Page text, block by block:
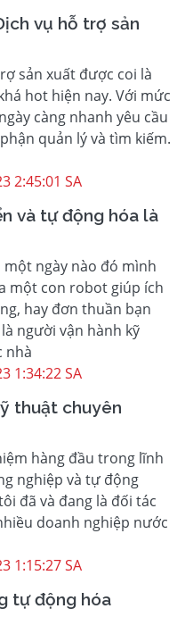
vụ hỗ trợ sản
sản xuất được coi là
hot hiện nay. Với mức
càng nhanh yêu cầu
quản lý và tìm kiếm.
2:45:01 SA
và tự động hóa là
một ngày nào đó mình
một con robot giúp ích
hay đơn thuần bạn
người vận hành kỹ
nhà
1:34:22 SA
thuật chuyên
hàng đầu trong lĩnh
nghiệp và tự động
đã và đang là đối tác
doanh nghiệp nước
1:15:27 SA
tự động hóa